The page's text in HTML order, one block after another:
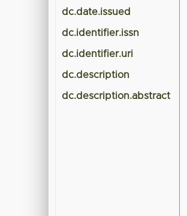
dc.date.issued
dc.identifier.issn
dc.identifier.uri
dc.description
dc.description.abstract